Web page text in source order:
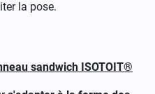
la pose.
sandwich ISOTOIT®